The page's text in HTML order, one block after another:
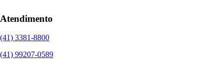
Atendimento
(41) 3381-8800
(41) 99207-0589